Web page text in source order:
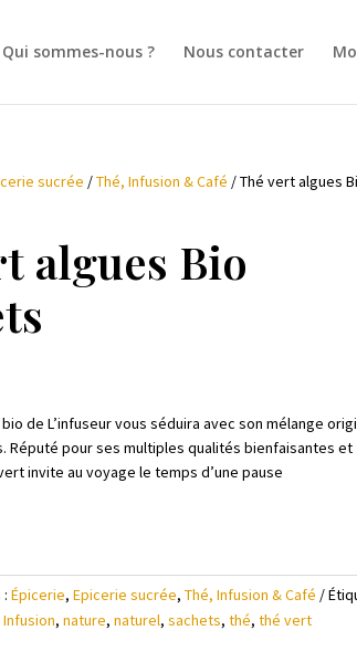
Qui sommes-nous ? Nous contacter
sucrée /Thé, Infusion & Café / Thé vert algues
algues Bio
de L’infuseur vous séduira avec son mélange
Réputé pour ses multiples qualités bienfaisantes et
invite au voyage le temps d’une pause
Épicerie, Epicerie sucrée, Thé, Infusion & Café
Infusion, nature, naturel, sachets, thé, thé vert